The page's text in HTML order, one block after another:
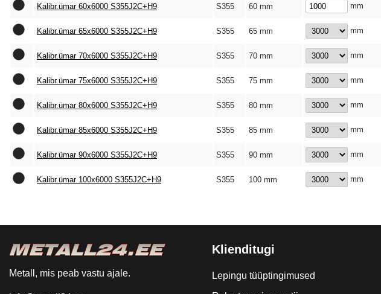
Kalibr.ümar 60x6000 S355J2C+H9 S355 60 mm mm
Kalibr.ümar 65x6000 S355J2C+H9 S355 65 mm mm
Kalibr.ümar 70x6000 S355J2C+H9 S355 70 mm mm
Kalibr.ümar 75x6000 S355J2C+H9 S355 75 mm mm
Kalibr.ümar 80x6000 S355J2C+H9 S355 80 mm mm
Kalibr.ümar 85x6000 S355J2C+H9 S355 85 mm mm
Kalibr.ümar 90x6000 S355J2C+H9 S355 90 mm mm
Kalibr.ümar 100x6000 S355J2C+H9 S355 100 mm mm
Metall, mis peab vastu ajale.
Klienditugi
Lepingu tüüptingimused